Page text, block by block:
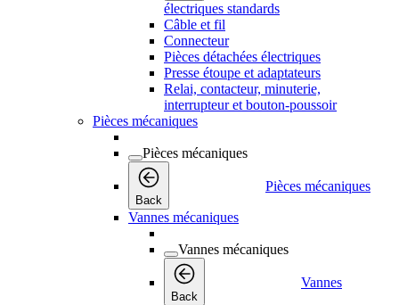
électriques standards
Câble et fil
Connecteur
Pièces détachées électriques
Presse étoupe et adaptateurs
Relai, contacteur, minuterie,
interrupteur et bouton-poussoir
Pièces mécaniques
Pièces mécaniques
Back
Pièces mécaniques
Vannes mécaniques
Vannes mécaniques
Back
Vannes